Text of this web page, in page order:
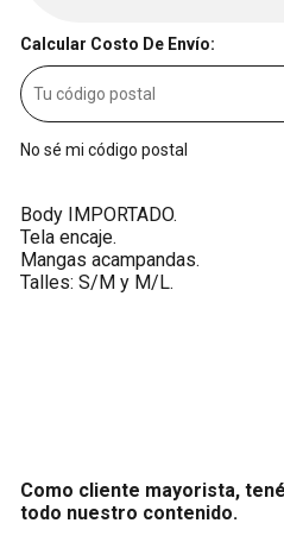
Calcular Costo De Envío:
No sé mi código postal
Body IMPORTADO.
Tela encaje.
Mangas acampandas.
Talles: S/M y M/L.
Como cliente mayorista,
todo nuestro contenido.